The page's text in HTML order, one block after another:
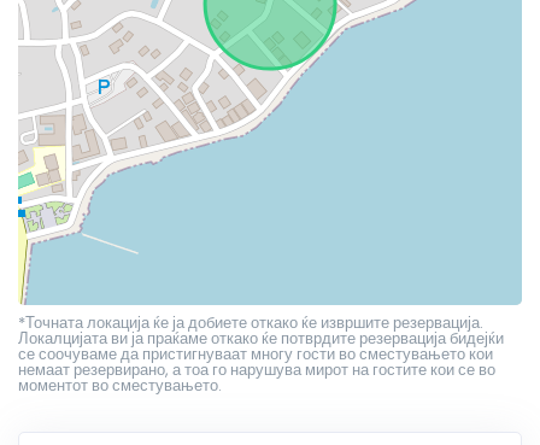
*Точната локација ќе ја добиете откако ќе извршите резервација.
Локалцијата ви ја праќаме откако ќе потврдите резервација бидејќи
се соочуваме да пристигнуваат многу гости во сместувањето кои
немаат резервирано, а тоа го нарушува мирот на гостите кои се во
моментот во сместувањето.